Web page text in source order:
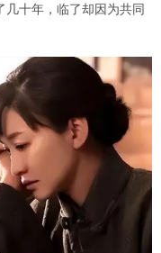
十年，临了却因为共同